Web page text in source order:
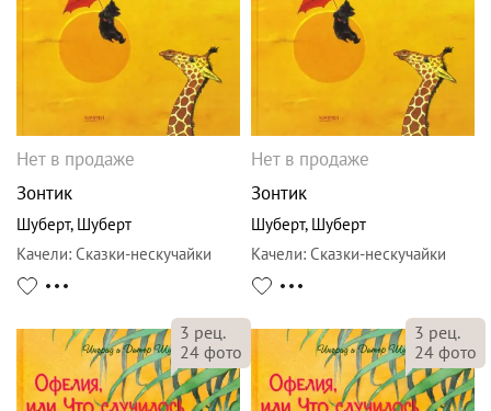
Нет в продаже
Зонтик
Шуберт, Шуберт
Качели: Сказки-нескучайки
Нет в продаже
Зонтик
Шуберт, Шуберт
Качели: Сказки-нескучайки
3 рец.
24 фото
3 рец.
24 фото